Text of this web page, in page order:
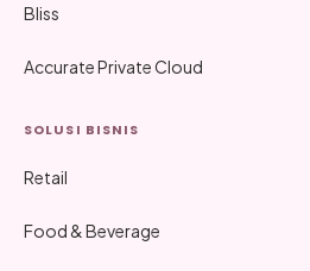
Bliss
Accurate Private Cloud
SOLUSI BISNIS
Retail
Food & Beverage